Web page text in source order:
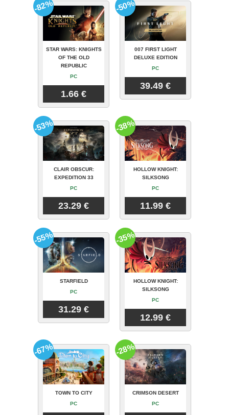
STAR WARS: KNIGHTS
OF THE OLD
REPUBLIC
PC
1.66 €
-82%
007 FIRST LIGHT
DELUXE EDITION
PC
39.49 €
-50%
CLAIR OBSCUR:
EXPEDITION 33
PC
23.29 €
-53%
HOLLOW KNIGHT:
SILKSONG
PC
11.99 €
-38%
STARFIELD
PC
31.29 €
-55%
HOLLOW KNIGHT:
SILKSONG
PC
12.99 €
-35%
TOWN TO CITY
PC
-67%
CRIMSON DESERT
PC
-28%